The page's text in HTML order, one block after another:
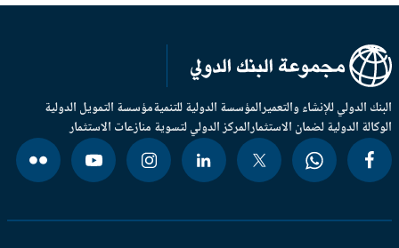
الدولي للإنشاء والتعميرالمؤسسة الدولية للتنميةمؤسسة التمويل الدولية
الدولية لضمان الاستثمارالمركز الدولي لتسوية منازعات الاستثمار